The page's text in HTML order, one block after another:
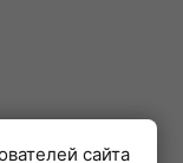
сайта